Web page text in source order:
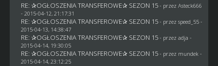
RE: ✰OGŁOSZENIA TRANSFEROWE✰ SEZON 15 - przez Asteck666
- 2015-04-12, 21:17:31
RE: ✰OGŁOSZENIA TRANSFEROWE✰ SEZON 15 - przez speed_55 -
2015-04-13, 14:38:47
RE: ✰OGŁOSZENIA TRANSFEROWE✰ SEZON 15 - przez adja -
2015-04-14, 19:30:05
RE: ✰OGŁOSZENIA TRANSFEROWE✰ SEZON 15 - przez mundek -
2015-04-14, 23:12:25